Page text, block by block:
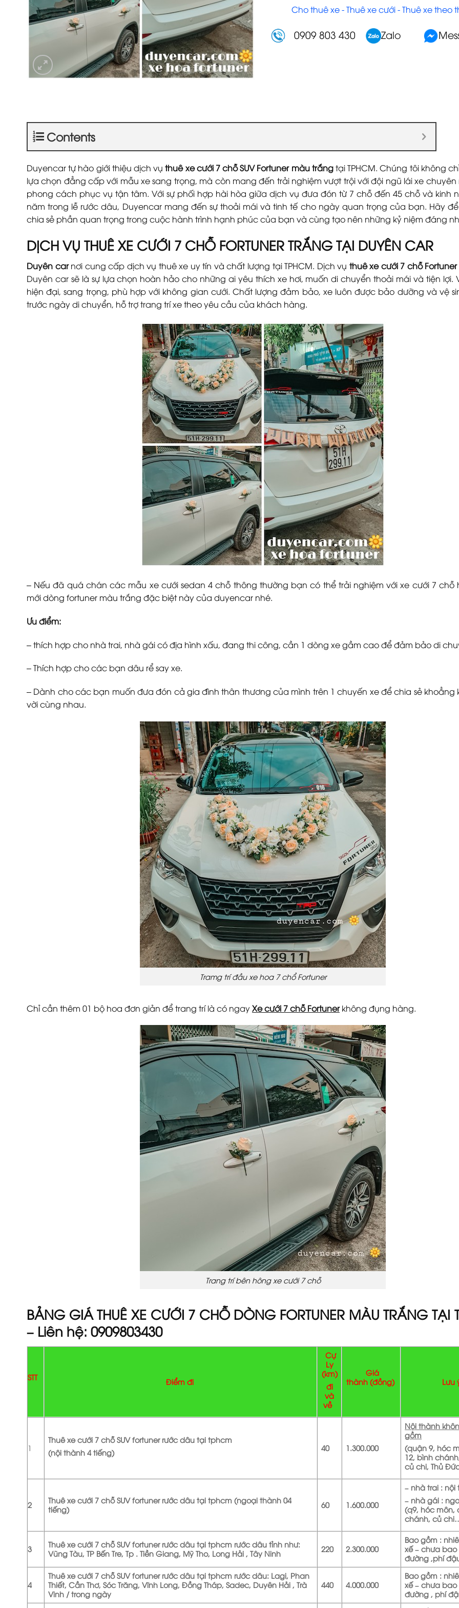
Cho thuê xe - Thuê xe cưới - Thuê xe theo
0909 803 430 Zalo
Contents
Duyencar tự hào giới thiệu dịch vụthuê xe cưới 7 chỗ SUV Fortuner màu trắngtại TPHCM. Chúng tôi không
lựa chọn đẳng cấp với mẫu xe sang trọng, mà còn mang đến trải nghiệm vượt trội với đội ngũ lái xe
phong cách phục vụ tận tâm. Với sự phối hợp hài hòa giữa dịch vụ đưa đón từ 7 chỗ đến 45 chỗ và kinh
năm trong lễ rước dâu, Duyencar mang đến sự thoải mái và tinh tế cho ngày quan trọng của bạn. Hãy
chia sẻ phần quan trọng trong cuộc hành trình hạnh phúc của bạn và cùng tạo nên những kỷ niệm đáng
DỊCH VỤ THUÊ XE CƯỚI 7 CHỖ FORTUNER TRẮNG TẠI DUYÊN CAR
Duyên carnơi cung cấp dịch vụ thuê xe uy tín và chất lượng tại TPHCM. Dịch vụ thuê xe cưới 7 chỗ
Duyên car sẽ là sự lựa chọn hoàn hảo cho những ai yêu thích xe hơi, muốn di chuyển thoải mái và tiện lợi.
hiện đại, sang trọng, phù hợp với không gian cưới. Chất lượng đảm bảo, xe luôn được bảo dưỡng và vệ
trước ngày di chuyển, hỗ trợ trang trí xe theo yêu cầu của khách hàng.
– Nếu đã quá chán các mẫu xe cưới sedan 4 chỗ thông thường bạn có thể trải nghiệm với xe cưới 7 chỗ
mới dòng fortuner màu trắng đặc biệt này của duyencar nhé.
Ưu điểm:
– thích hợp cho nhà trai, nhà gái có địa hình xấu, đang thi công, cần 1 dòng xe gầm cao để đảm bảo di
– Thích hợp cho các bạn dâu rể say xe.
– Dành cho các bạn muốn đưa đón cả gia đình thân thương của mình trên 1 chuyến xe để chia sẻ khoẳng
vời cùng nhau.
Tramg trí đầu xe hoa 7 chổ Fortuner
Chỉ cần thêm 01 bộ hoa đơn giản để trang trí là có ngayXe cưới 7 chỗ Fortunerkhông đụng hàng.
Trang trí bên hông xe cưới 7 chỗ
BẢNG GIÁ THUÊ XE CƯỚI 7 CHỖ DÒNG FORTUNER MÀU TRẮNG TẠI
– Liên hệ: 0909803430
STT Điểm đi
Cự
Ly
(km)
đi
và
về
Giá
thành (đồng) Lưu
1
Thuê xe cưới 7 chỗ SUV fortuner rước dâu tại tphcm
(nội thành 4 tiếng)
40 1.300.000
Nội thành
gồm
(quận 9, hóc
12, bình
củ chi, Thủ
2
Thuê xe cưới 7 chỗ SUV fortuner rước dâu tại tphcm (ngoại thành 04
tiếng)
60 1.600.000
– nhà trai : nội
– nhà gái :
(q9, hóc môn,
chánh, củ
3
Thuê xe cưới 7 chỗ SUV fortuner rước dâu tại tphcm rước dâu tỉnh như:
Vũng Tàu, TP Bến Tre, Tp . Tiền Giang, Mỹ Tho, Long Hải , Tây Ninh
220 2.300.000
Bao gồm :
xế – chưa
đường ,phí
4
Thuê xe cưới 7 chỗ SUV fortuner rước dâu tại tphcm rước dâu: Lagi, Phan
Thiết, Cần Thơ, Sóc Trăng, Vĩnh Long, Đồng Tháp, Sadec, Duyên Hải , Trà
Vinh / trong ngày
440 4.000.000
Bao gồm :
xế – chưa
đường , phí